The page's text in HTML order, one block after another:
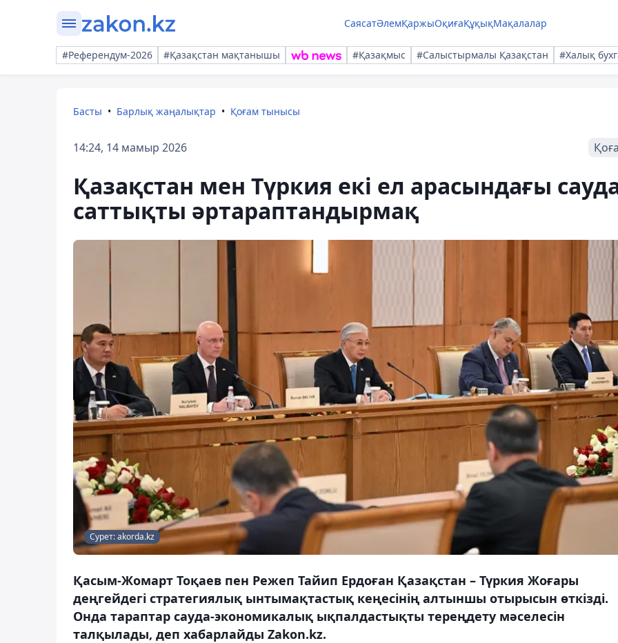
СаясатӘлемҚаржыОқиғаҚұқықМақалалар
#Референдум-2026 #Қазақстан мақтанышы #Қазақмыс #Салыстырмалы Қазақстан #Халық
Басты Барлық жаңалықтар Қоғам тынысы
14:24, 14 мамыр 2026
Қазақстан мен Түркия екі ел арасындағы
саттықты әртараптандырмақ
Сурет: akorda.kz
Қасым-Жомарт Тоқаев пен Режеп Тайип Ердоған Қазақстан – Түркия Жоғары
деңгейдегі стратегиялық ынтымақтастық кеңесінің алтыншы отырысын өткізді.
Онда тараптар сауда-экономикалық ықпалдастықты тереңдету мәселесін
талқылады, деп хабарлайды Zakon.kz.